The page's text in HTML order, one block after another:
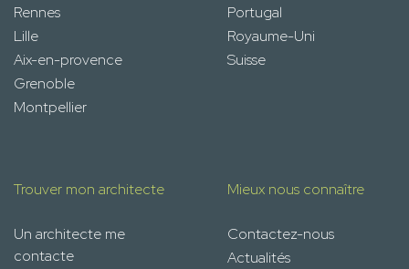
Rennes
Lille
Aix-en-provence
Grenoble
Montpellier
Portugal
Royaume-Uni
Suisse
Trouver mon architecte
Un architecte me
contacte
Mieux nous connaître
Contactez-nous
Actualités